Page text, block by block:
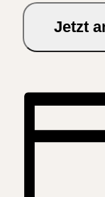
Jetzt